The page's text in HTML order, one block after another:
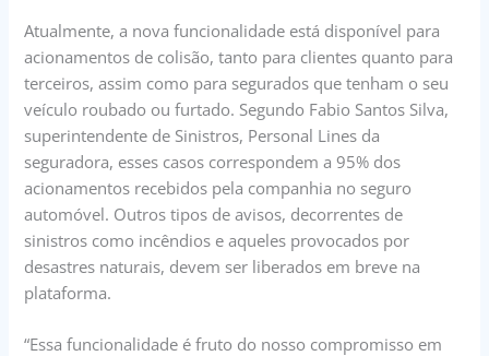
Atualmente, a nova funcionalidade está disponível para
acionamentos de colisão, tanto para clientes quanto para
terceiros, assim como para segurados que tenham o seu
veículo roubado ou furtado. Segundo Fabio Santos Silva,
superintendente de Sinistros, Personal Lines da
seguradora, esses casos correspondem a 95% dos
acionamentos recebidos pela companhia no seguro
automóvel. Outros tipos de avisos, decorrentes de
sinistros como incêndios e aqueles provocados por
desastres naturais, devem ser liberados em breve na
plataforma.
“Essa funcionalidade é fruto do nosso compromisso em